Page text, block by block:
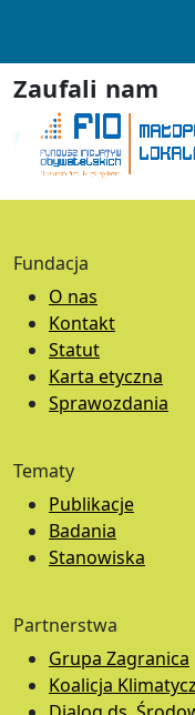
Zaufali nam
Fundacja
O nas
Kontakt
Statut
Karta etyczna
Sprawozdania
Tematy
Publikacje
Badania
Stanowiska
Partnerstwa
Grupa Zagranica
Koalicja